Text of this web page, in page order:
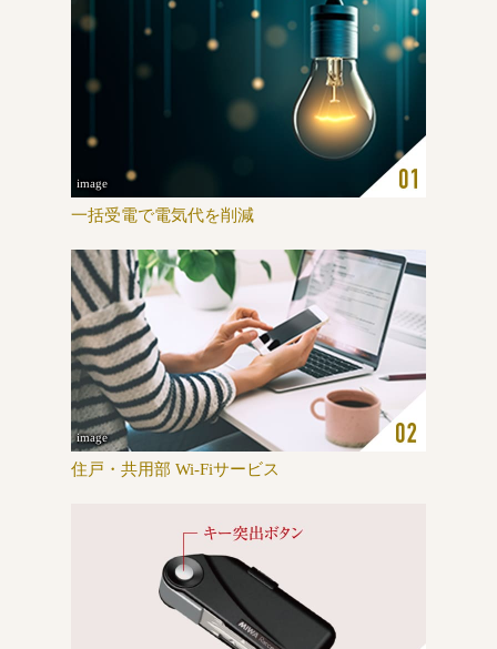
image
一括受電で電気代を削減
image
住戸・共用部 Wi-Fiサービス